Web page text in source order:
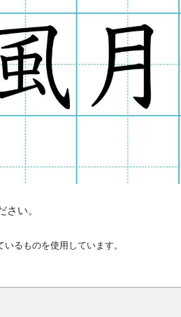
い。
るものを使用しています。